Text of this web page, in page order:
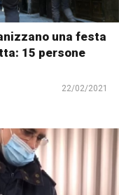
una festa
15 persone
22/02/2021